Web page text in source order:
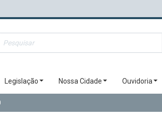
Legislação Nossa Cidade Ouvidoria